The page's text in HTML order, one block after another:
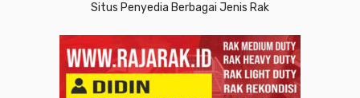
Situs Penyedia Berbagai Jenis Rak